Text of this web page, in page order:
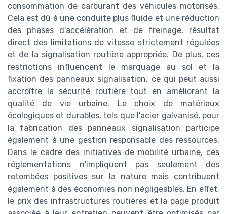
consommation de carburant des véhicules motorisés.
Cela est dû à une conduite plus fluide et une réduction
des phases d'accélération et de freinage, résultat
direct des limitations de vitesse strictement régulées
et de la signalisation routière appropriée. De plus, ces
restrictions influencent le marquage au sol et la
fixation des panneaux signalisation, ce qui peut aussi
accroître la sécurité routière tout en améliorant la
qualité de vie urbaine. Le choix de matériaux
écologiques et durables, tels que l'acier galvanisé, pour
la fabrication des panneaux signalisation participe
également à une gestion responsable des ressources.
Dans le cadre des initiatives de mobilité urbaine, ces
réglementations n'impliquent pas seulement des
retombées positives sur la nature mais contribuent
également à des économies non négligeables. En effet,
le prix des infrastructures routières et la page produit